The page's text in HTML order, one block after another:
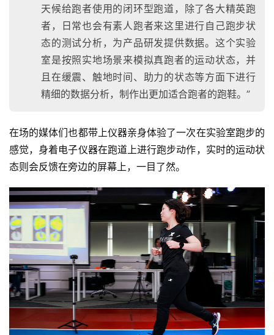
装
备
训
练
视
频
用
户
天候给跑者使用的闭环型跑道，除了各大精英跑
者，日常也会有素人跑者来这里进行自己跑步状
态的测试分析，为产品研发提供数据。这个实验
室是按照实地场景来模拟真跑者的运动状态，并
且在缓震、触地时间、助力的状态等方面下进行
精细的数据分析，制作出更加适合跑者的跑鞋。”
在场的媒体们也都带上仪器亲身体验了一次在实验室跑步的
感觉，身着电子仪器在跑道上进行跑步动作，实时的运动状
态则会反馈在旁边的屏幕上，一目了然。